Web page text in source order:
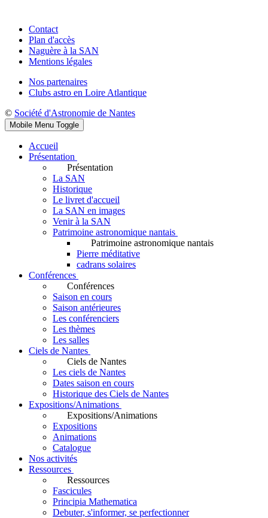
Contact
Plan d'accès
Naguère à la SAN
Mentions légales
Nos partenaires
Clubs astro en Loire Atlantique
© Société d'Astronomie de Nantes
Mobile Menu Toggle
Accueil
Présentation
Présentation
La SAN
Historique
Le livret d'accueil
La SAN en images
Venir à la SAN
Patrimoine astronomique nantais
Patrimoine astronomique nantais
Pierre méditative
cadrans solaires
Conférences
Conférences
Saison en cours
Saison antérieures
Les conférenciers
Les thèmes
Les salles
Ciels de Nantes
Ciels de Nantes
Les ciels de Nantes
Dates saison en cours
Historique des Ciels de Nantes
Expositions/Animations
Expositions/Animations
Expositions
Animations
Catalogue
Nos activités
Ressources
Ressources
Fascicules
Principia Mathematica
Debuter, s'informer, se perfectionner